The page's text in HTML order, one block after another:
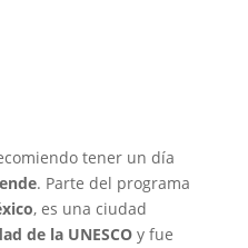
tener un día
. Parte del programa
, es una ciudad
de la UNESCOy fue